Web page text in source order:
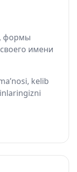
формы
имени
kelib